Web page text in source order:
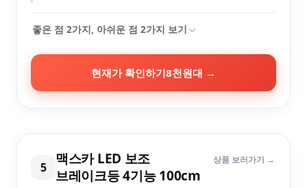
좋은 점 2가지, 아쉬운 점 2가지 보기
현재가 확인하기8천원대 →
5
맥스카 LED 보조
브레이크등 4기능 100cm
상품 보러가기 →